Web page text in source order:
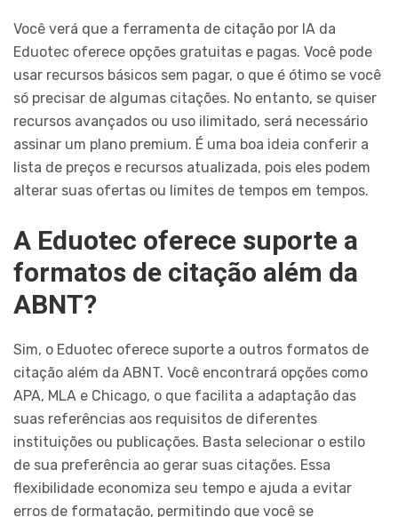
Você verá que a ferramenta de citação por IA da
Eduotec oferece opções gratuitas e pagas. Você pode
usar recursos básicos sem pagar, o que é ótimo se você
só precisar de algumas citações. No entanto, se quiser
recursos avançados ou uso ilimitado, será necessário
assinar um plano premium. É uma boa ideia conferir a
lista de preços e recursos atualizada, pois eles podem
alterar suas ofertas ou limites de tempos em tempos.
A Eduotec oferece suporte a
formatos de citação além da
ABNT?
Sim, o Eduotec oferece suporte a outros formatos de
citação além da ABNT. Você encontrará opções como
APA, MLA e Chicago, o que facilita a adaptação das
suas referências aos requisitos de diferentes
instituições ou publicações. Basta selecionar o estilo
de sua preferência ao gerar suas citações. Essa
flexibilidade economiza seu tempo e ajuda a evitar
erros de formatação, permitindo que você se